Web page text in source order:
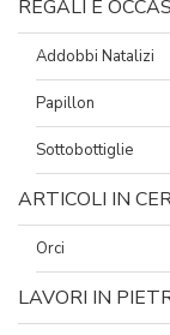
REGALI E
Addobbi Natalizi
Papillon
Sottobottiglie
ARTICOLI IN
Orci
LAVORI IN